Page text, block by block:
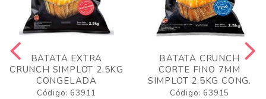
BATATA EXTRA
CRUNCH SIMPLOT 2,5KG
CONGELADA
Código: 63911
BATATA CRUNCH
CORTE FINO 7MM
SIMPLOT 2,5KG CONG.
Código: 63915